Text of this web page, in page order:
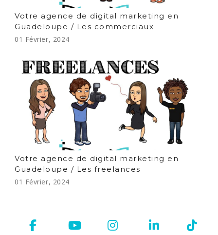
Votre agence de digital marketing en
Guadeloupe / Les commerciaux
01 Février, 2024
Votre agence de digital marketing en
Guadeloupe / Les freelances
01 Février, 2024